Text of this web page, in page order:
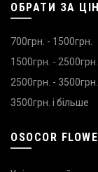
ОБРАТИ ЗА
700грн. - 1500грн.
1500грн. - 2500грн.
2500грн. - 3500грн.
3500грн. і більше
OSOCOR